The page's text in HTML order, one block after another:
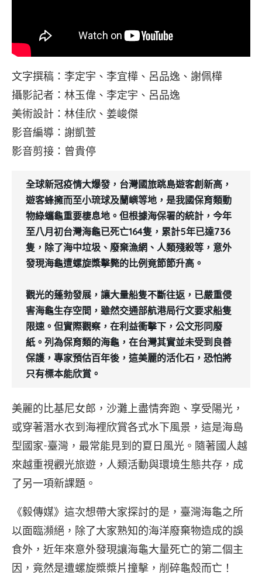
文字撰稿：李定宇、李宜樺、呂品逸、謝佩樺
攝影記者：林玉偉、李定宇、呂品逸
美術設計：林佳欣、姜峻傑
影音編導：謝凱萱
影音剪接：曾貴停
全球新冠疫情大爆發，台灣國旅跳島遊客創新高，
遊客蜂擁而至小琉球及蘭嶼等地，是我國保育類動
物綠蠵龜重要棲息地。但根據海保署的統計，今年
至八月初台灣海龜已死亡164隻，累計5年已達736
隻，除了海中垃圾、廢棄漁網、人類殘殺等，意外
發現海龜遭螺旋槳擊斃的比例竟節節升高。
觀光的蓬勃發展，讓大量船隻不斷往返，已嚴重侵
害海龜生存空間，雖然交通部航港局行文要求船隻
限速。但實際觀察，在利益衝擊下，公文形同廢
紙。列為保育類的海龜，在台灣其實並未受到良善
保護，專家預估百年後，這美麗的活化石，恐怕將
只有標本能欣賞。
美麗的比基尼女郎，沙灘上盡情奔跑、享受陽光，
或穿著潛水衣到海裡欣賞各式水下風景，這是海島
型國家-臺灣，最常能見到的夏日風光。隨著國人越
來越重視觀光旅遊，人類活動與環境生態共存，成
了另一項新課題。
《毅傳媒》這次想帶大家探討的是，臺灣海龜之所
以面臨瀕絕，除了大家熟知的海洋廢棄物造成的誤
食外，近年來意外發現讓海龜大量死亡的第二個主
因，竟然是遭螺旋槳槳片撞擊，削碎龜殼而亡！